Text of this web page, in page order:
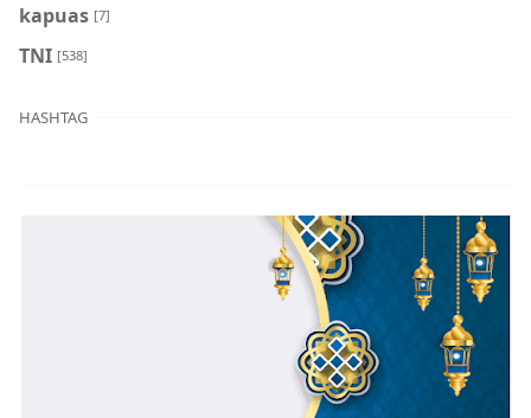
kapuas [7]
TNI [538]
HASHTAG